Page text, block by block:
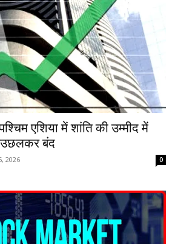
एशिया में शांति की उम्मीद में
बंद
2026 0